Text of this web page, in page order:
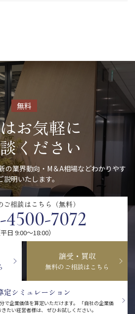
無料
お気軽に
ください
の業界動向・M＆A相場などわかりやす
説明いたします。
ご相談はこちら（無料）
4500-7072
平日 9:00〜18:00）
譲受・買収
無料のご相談はこちら
定シミュレーション
で企業価値を算定いただけます。
「自社の企業価
たい経営者様は、 ぜひお試しください。